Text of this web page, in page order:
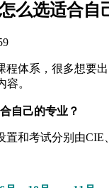
么选适合自
程体系，很多想要
。
自己的专业？
置和考试分别由